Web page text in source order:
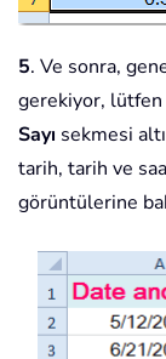
5. Ve sonra,
gerekiyor, lütfen
Sayı sekmesi
tarih, tarih ve
görüntülerine